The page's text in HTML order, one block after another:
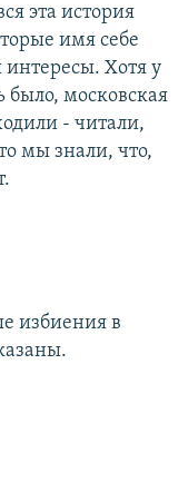
эта история
имя себе
Хотя у
было, московская
- читали,
мы знали, что,
избиения в